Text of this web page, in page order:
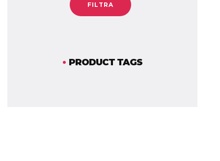
FILTRA
PRODUCT TAGS